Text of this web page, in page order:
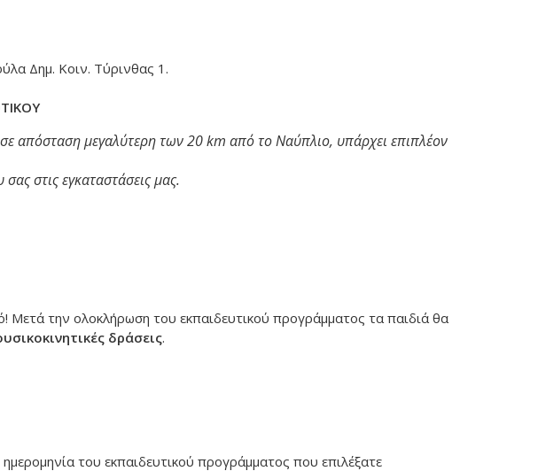
Δημ. Κοιν. Τύρινθας 1.
απόσταση μεγαλύτερη των 20 km από το Ναύπλιο, υπάρχει επιπλέον
στις εγκαταστάσεις μας.
Μετά την ολοκλήρωση του εκπαιδευτικού προγράμματος τα παιδιά θα
δράσεις.
του εκπαιδευτικού προγράμματος που επιλέξατε